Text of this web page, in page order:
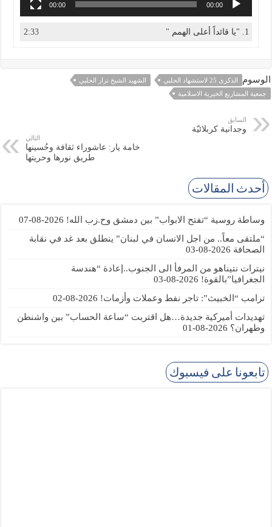
00:00
00:00
1. "يا قائداً أعلى الهمم " 2:33
الوسوم الذكرى 25 لاستشهاد الحلبي
الشهيد الشيخ نزار الحلبي
جمعية المشاريع الخيرية الاسلامية
السابق
وجدانية كربلائيّة
التالي
خامة يار: عاشوراء ثقافة وحُسينها
طريق نورها وحريتها
أحدث المقالات
وساطة روسية “تفتح الابواب” بين دمشق وح.زب الله! 2026-08-07
“ملتقى معاً.. من اجل الانسان في لبنان” ينطلق بعد غد في نقابة
الصحافة 2026-08-03
نيترات نتيناهو من المرفأ الى الجنوب..إعادة “هندسة
الجغرافيا”بالقوة! 2026-08-03
ترامب “الخبيث”: تاجر نفط وعملات وأزمات! 2026-08-02
تهديدات أميركية جديدة…هل اقتربت “ساعة الحساب” بين واشنطن
وطهران؟ 2026-08-01
تابعونا على فيسبوك